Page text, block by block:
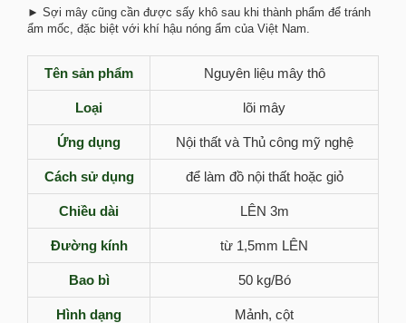
► Sợi mây cũng cần được sấy khô sau khi thành phẩm để tránh
ẩm mốc, đặc biệt với khí hậu nóng ẩm của Việt Nam.
Tên sản phẩm Nguyên liệu mây thô
Loại lõi mây
Ứng dụng Nội thất và Thủ công mỹ nghệ
Cách sử dụng để làm đồ nội thất hoặc giỏ
Chiều dài LÊN 3m
Đường kính từ 1,5mm LÊN
Bao bì 50 kg/Bó
Hình dạng Mảnh, cột